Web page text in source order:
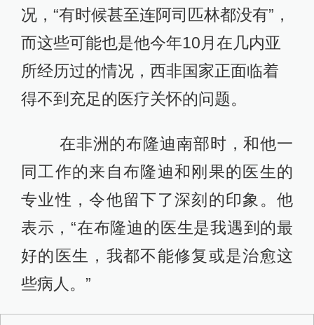
况，“有时候甚至连阿司匹林都没有”，
而这些可能也是他今年10月在几内亚
所经历过的情况，西非国家正面临着
得不到充足的医疗关怀的问题。
在非洲的布隆迪南部时，和他一
同工作的来自布隆迪和刚果的医生的
专业性，令他留下了深刻的印象。他
表示，“在布隆迪的医生是我遇到的最
好的医生，我都不能修复或是治愈这
些病人。”